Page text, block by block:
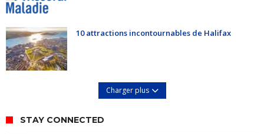
10 attractions incontournables de Halifax
Charger plus
STAY CONNECTED